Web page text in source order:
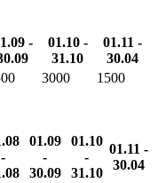
-
01.10 -
31.10
01.11 -
30.04
3000 1500
-
01.09
-
30.09
01.10
-
31.10
01.11 -
30.04